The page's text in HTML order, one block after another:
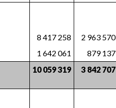
8 417 258
2 963 570
1 642 061
879 137
10 059 319 3 842 707